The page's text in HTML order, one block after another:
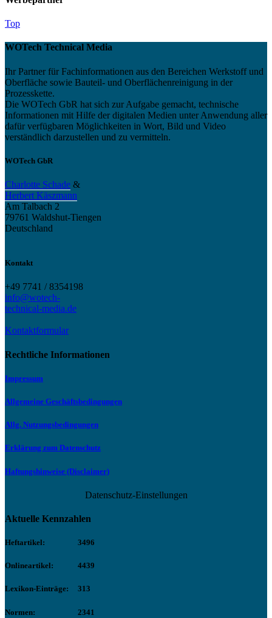
Top
WOTech Technical Media
Ihr Partner für Fachinformationen aus den Bereichen Werkstoff und
Oberfläche sowie Bauteil- und Oberflächenreinigung in der
Prozesskette.
Die WOTech GbR hat sich zur Aufgabe gemacht, technische
Informationen mit Hilfe der digitalen Medien unter Anwendung aller
dafür verfügbaren Möglichkeiten in Wort, Bild und Video
verständlich darzustellen und zu vermitteln.
WOTech GbR
Charlotte Schade &
Herbert Käszmann
Am Talbach 2
79761 Waldshut-Tiengen
Deutschland
Kontakt
+49 7741 / 8354198
info@wotech-
technical-media.de
Kontaktformular
Rechtliche Informationen
Impressum
Allgemeine Geschäftsbedingungen
Allg. Nutzungsbedingungen
Erklärung zum Datenschutz
Haftungshinweise (Disclaimer)
Datenschutz-Einstellungen
Aktuelle Kennzahlen
Heftartikel: 3496
Onlineartikel: 4439
Lexikon-Einträge: 313
Normen: 2341